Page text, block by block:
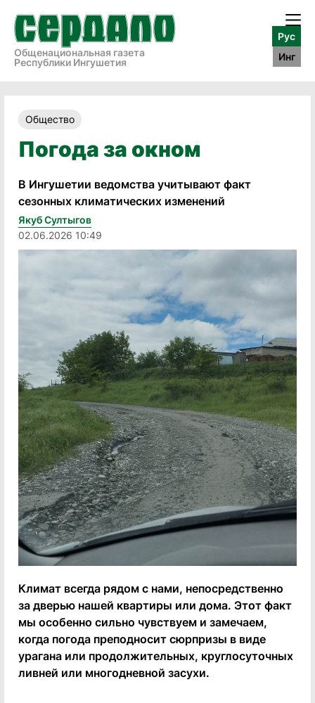
Общенациональная газета
Республики Ингушетия
Рус
Инг
Общество
Погода за окном
В Ингушетии ведомства учитывают факт
сезонных климатических изменений
Якуб Султыгов
02.06.2026 10:49
Климат всегда рядом с нами, непосредственно
за дверью нашей квартиры или дома. Этот факт
мы особенно сильно чувствуем и замечаем,
когда погода преподносит сюрпризы в виде
урагана или продолжительных, круглосуточных
ливней или многодневной засухи.